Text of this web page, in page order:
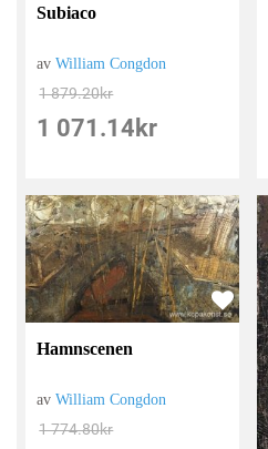
Subiaco
avWilliam Congdon
1 879.20kr
1 071.14 kr
Hamnscenen
avWilliam Congdon
1 774.80kr